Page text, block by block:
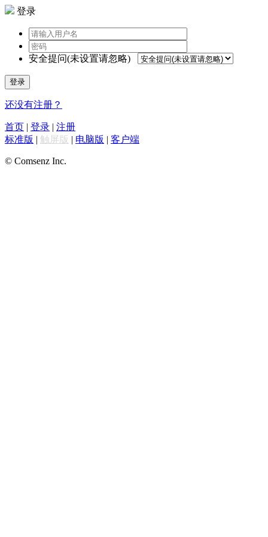
登录
安全提问(未设置请忽略)
登录
还没有注册？
首页 | 登录 | 注册
标准版 | 触屏版 | 电脑版 | 客户端
© Comsenz Inc.